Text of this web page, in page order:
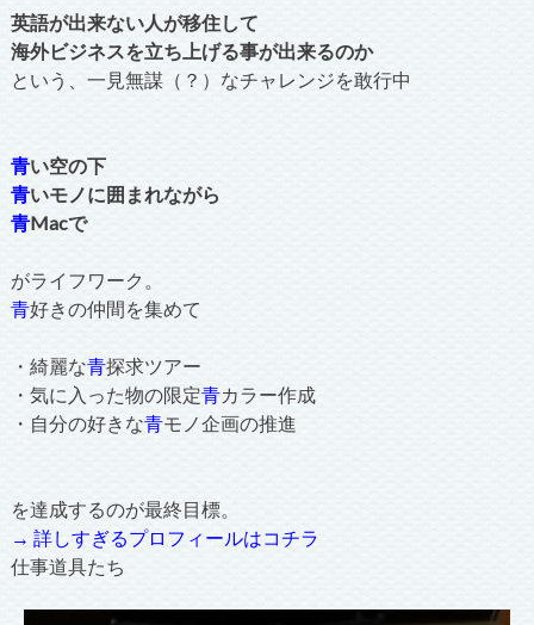
英語が出来ない人が移住して
海外ビジネスを立ち上げる事が出来るのか
という、一見無謀（？）なチャレンジを敢行中
青い空の下
青いモノに囲まれながら
青Macで
がライフワーク。
青好きの仲間を集めて
・綺麗な青探求ツアー
・気に入った物の限定青カラー作成
・自分の好きな青モノ企画の推進
を達成するのが最終目標。
→ 詳しすぎるプロフィールはコチラ
仕事道具たち